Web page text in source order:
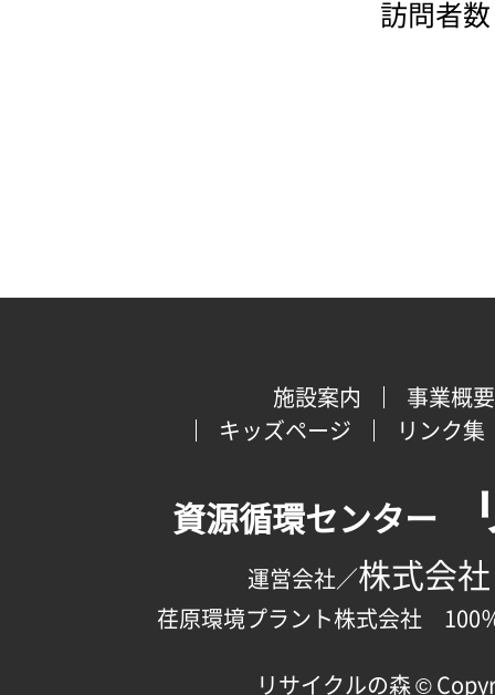
訪問者
施設案内
事業概要
キッズページ
リンク集
資源循環センター
運営会社／株式会
荏原環境プラント株式会社 100
リサイクルの森 ©